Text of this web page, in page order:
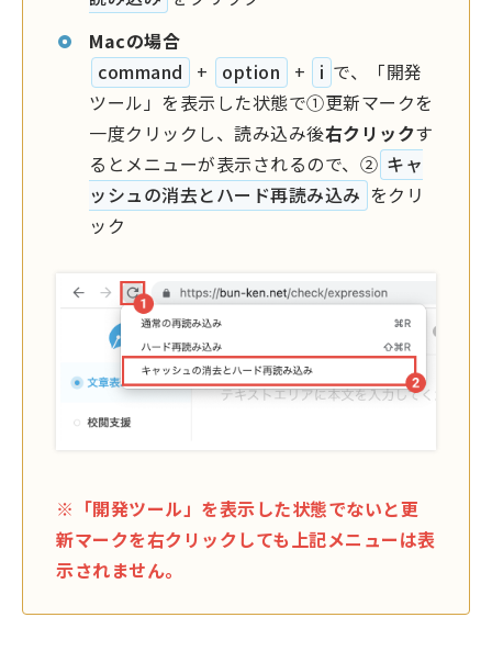
Macの場合
command
+ option + i で、「開発
ツール」を表示した状態で①更新マークを
一度クリックし、読み込み後右クリックす
るとメニューが表示されるので、② キャ
ッシュの消去とハード再読み込み をクリ
ック
※「開発ツール」を表示した状態でないと更
新マークを右クリックしても上記メニューは表
示されません。